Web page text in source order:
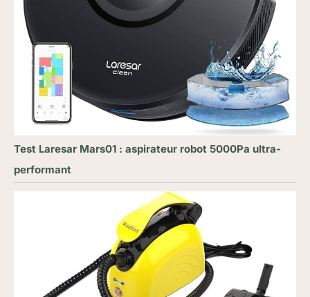
Test Laresar Mars01 : aspirateur robot 5000Pa ultra-
performant